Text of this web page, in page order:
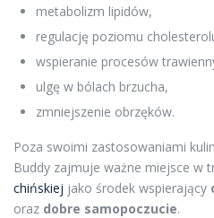
metabolizm lipidów,
regulację poziomu
wspieranie procesów
ulgę w bólach brzucha,
zmniejszenie obrzęków.
Poza swoimi zastosowaniami
Buddy zajmuje ważne miejsce w
chińskiej jako środek wspierający
oraz dobre samopoczucie.